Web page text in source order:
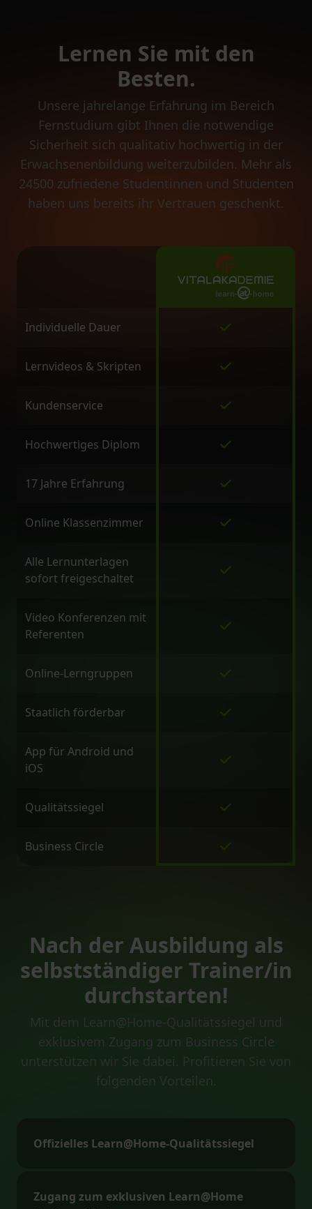
Lernen Sie mit den
Besten.
Unsere jahrelange Erfahrung im Bereich
Fernstudium gibt Ihnen die notwendige
Sicherheit sich qualitativ hochwertig in der
Erwachsenenbildung weiterzubilden. Mehr als
24500 zufriedene Studentinnen und Studenten
haben uns bereits ihr Vertrauen geschenkt.
Individuelle Dauer
Lernvideos & Skripten
Kundenservice
Hochwertiges Diplom
17 Jahre Erfahrung
Online Klassenzimmer
Alle Lernunterlagen
sofort freigeschaltet
Video Konferenzen mit
Referenten
Online-Lerngruppen
Staatlich förderbar
App für Android und
iOS
Qualitätssiegel
Business Circle
Nach der Ausbildung als
selbstständiger Trainer/in
durchstarten!
Mit dem Learn@Home-Qualitätssiegel und
exklusivem Zugang zum Business Circle
unterstützen wir Sie dabei. Profitieren Sie von
folgenden Vorteilen.
Offizielles Learn@Home-Qualitätssiegel
Zugang zum exklusiven Learn@Home